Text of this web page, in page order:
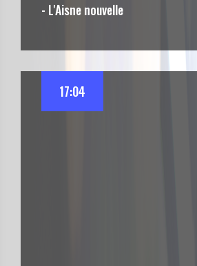
- L'Aisne nouvelle
17:04